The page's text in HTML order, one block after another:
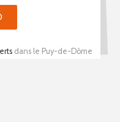
dans le Puy-de-Dôme